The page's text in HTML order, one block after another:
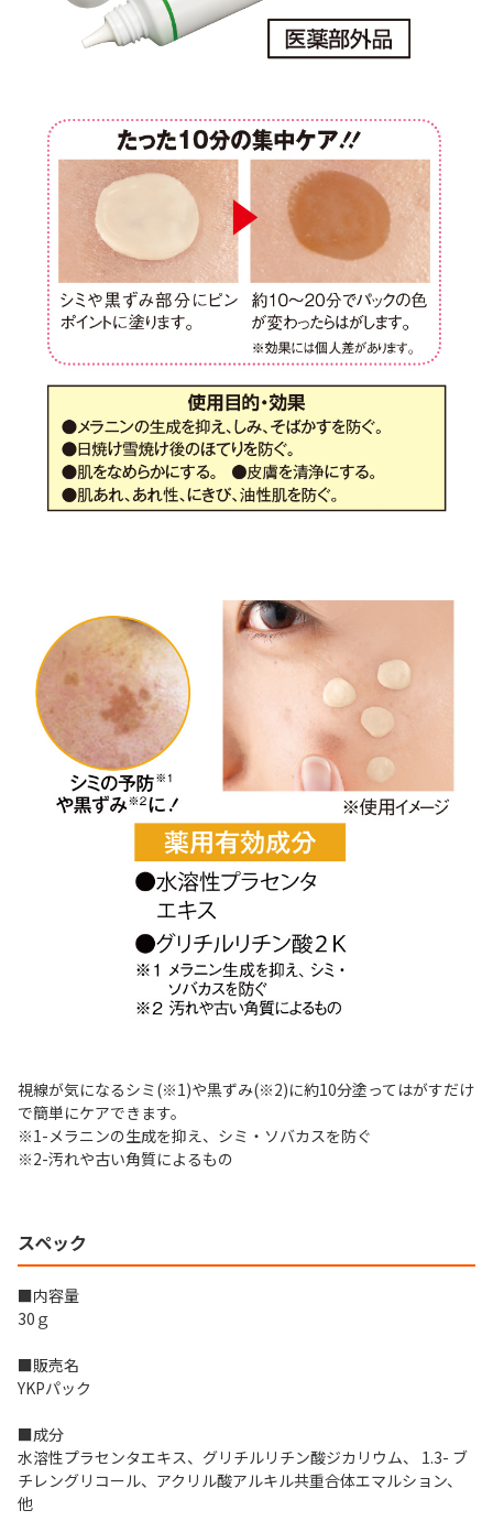
視線が気になるシミ(※1)や黒ずみ(※2)に約10分塗ってはがすだけ
で簡単にケアできます。
※1-メラニンの生成を抑え、シミ・ソバカスを防ぐ
※2-汚れや古い角質によるもの
スペック
■内容量
30ｇ
■販売名
YKPパック
■成分
水溶性プラセンタエキス、グリチルリチン酸ジカリウム、 1.3- ブ
チレングリコール、アクリル酸アルキル共重合体エマルション、
他